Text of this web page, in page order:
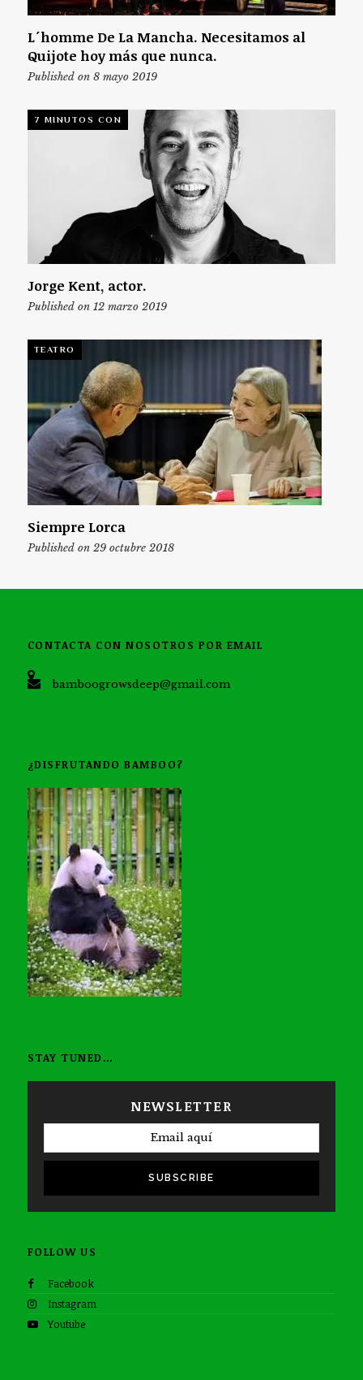
L´homme De La Mancha. Necesitamos al
Quijote hoy más que nunca.
Published on 8 mayo 2019
7 MINUTOS CON
Jorge Kent, actor.
Published on 12 marzo 2019
TEATRO
Siempre Lorca
Published on 29 octubre 2018
CONTACTA CON NOSOTROS POR EMAIL
bamboogrowsdeep@gmail.com
¿DISFRUTANDO BAMBOO?
STAY TUNED…
NEWSLETTER
SUBSCRIBE
FOLLOW US
Facebook
Instagram
Youtube